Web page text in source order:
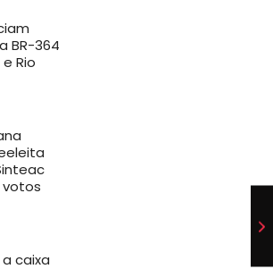
BR-364
Rio
votos
caixa